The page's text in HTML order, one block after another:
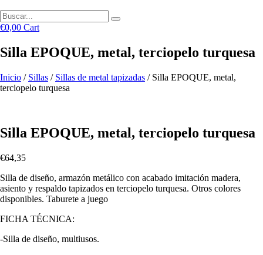
€0,00 Cart
Silla EPOQUE, metal, terciopelo turquesa
Inicio / Sillas / Sillas de metal tapizadas / Silla EPOQUE, metal,
terciopelo turquesa
Silla EPOQUE, metal, terciopelo turquesa
€64,35
Silla de diseño, armazón metálico con acabado imitación madera,
asiento y respaldo tapizados en terciopelo turquesa. Otros colores
disponibles. Taburete a juego
FICHA TÉCNICA:
-Silla de diseño, multiusos.